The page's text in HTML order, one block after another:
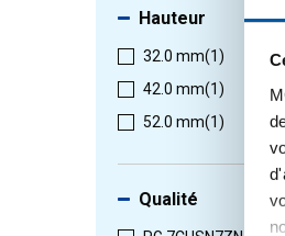
Hauteur
32.0 mm(1)
42.0 mm(1)
52.0 mm(1)
Qualité